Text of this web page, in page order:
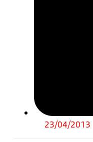
23/04/2013